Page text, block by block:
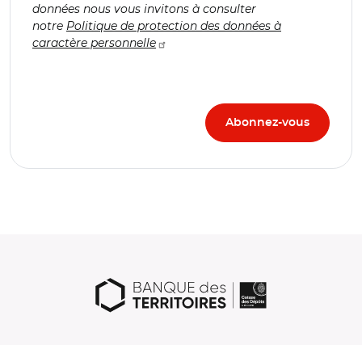
données nous vous invitons à consulter
notre Politique de protection des données à
caractère personnelle